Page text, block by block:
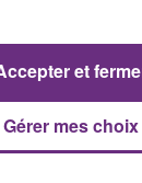
Gérer mes choix
et